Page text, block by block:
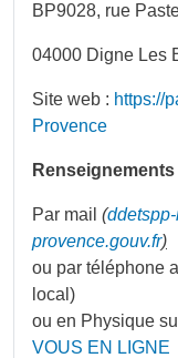
BP9028, rue
04000 Digne Les
Site web : https://
Provence
Par mail (
provence.gouv.fr)
ou par téléphone
local)
ou en Physique
VOUS EN LIGNE